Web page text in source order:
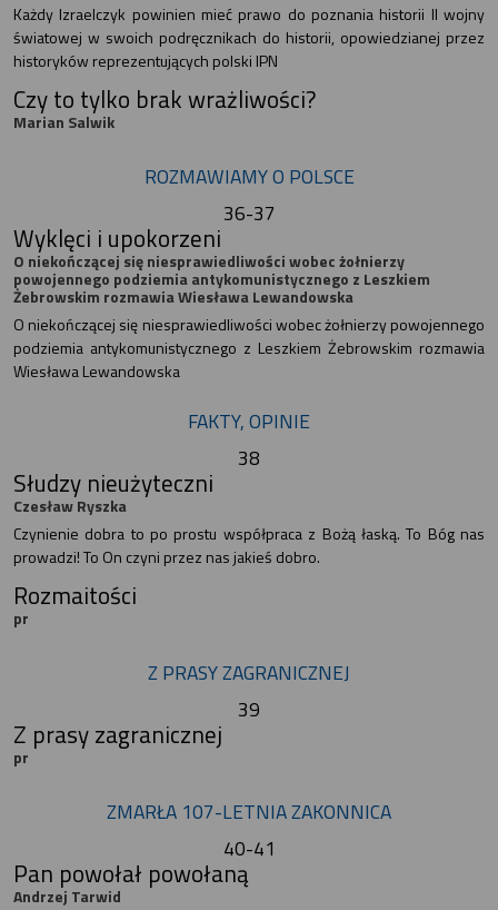
Każdy Izraelczyk powinien mieć prawo do poznania historii II wojny
światowej w swoich podręcznikach do historii, opowiedzianej przez
historyków reprezentujących polski IPN
Czy to tylko brak wrażliwości?
Marian Salwik
ROZMAWIAMY O POLSCE
36-37
Wyklęci i upokorzeni
O niekończącej się niesprawiedliwości wobec żołnierzy
powojennego podziemia antykomunistycznego z Leszkiem
Żebrowskim rozmawia Wiesława Lewandowska
O niekończącej się niesprawiedliwości wobec żołnierzy powojennego
podziemia antykomunistycznego z Leszkiem Żebrowskim rozmawia
Wiesława Lewandowska
FAKTY, OPINIE
38
Słudzy nieużyteczni
Czesław Ryszka
Czynienie dobra to po prostu współpraca z Bożą łaską. To Bóg nas
prowadzi! To On czyni przez nas jakieś dobro.
Rozmaitości
pr
Z PRASY ZAGRANICZNEJ
39
Z prasy zagranicznej
pr
ZMARŁA 107-LETNIA ZAKONNICA
40-41
Pan powołał powołaną
Andrzej Tarwid